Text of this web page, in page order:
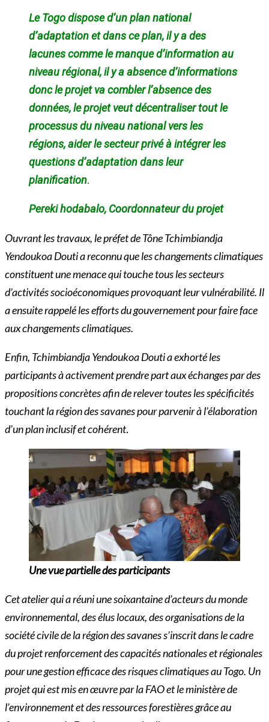
Le Togodispose d’un plan national
d’adaptation et dans ce plan, il y a des
lacunes comme le manque d’information au
niveau régional, il y a absence d’informations
donc le projet va combler l’absence des
données, le projet veut décentraliser tout le
processus du niveau national vers les
régions, aider le secteur privé à intégrer les
questions d’adaptation dans leur
planification.
Pereki hodabalo, Coordonnateur du projet
Ouvrant les travaux, le préfet de Tône Tchimbiandja
Yendoukoa Douti a reconnu que les changements climatiques
constituent une menace qui touche tous les secteurs
d’activités socioéconomiques provoquant leur vulnérabilité. Il
a ensuite rappelé les efforts du gouvernement pour faire face
aux changements climatiques.
Enfin, Tchimbiandja Yendoukoa Douti a exhorté les
participants à activement prendre part aux échanges par des
propositions concrètes afin de relever toutes les spécificités
touchant la région des savanes pour parvenir à l’élaboration
d’un plan inclusif et cohérent.
Une vue partielle des participants
Cet atelier qui a réuni une soixantaine d’acteurs du monde
environnemental, des élus locaux, des organisations de la
société civile de la région des savanes s’inscrit dans le cadre
du projet renforcement des capacités nationales et régionales
pour une gestion efficace des risques climatiques au Togo. Un
projet qui est mis en œuvre par la FAO et le ministère de
l’environnement et des ressources forestières grâce au